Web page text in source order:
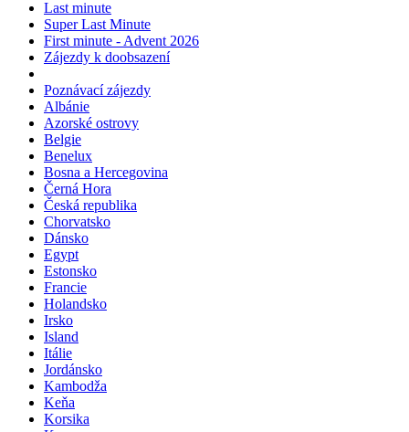
First minute
Last minute
Super Last Minute
First minute - Advent 2026
Poznávací zájezdy
Albánie
Azorské ostrovy
Belgie
Benelux
Bosna a Hercegovina
Černá Hora
Česká republika
Chorvatsko
Dánsko
Egypt
Estonsko
Francie
Holandsko
Irsko
Island
Itálie
Jordánsko
Kambodža
Keňa